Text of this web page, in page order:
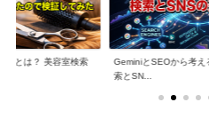
とは？ 美容室検索
GeminiとSEOから考え
索とSN...